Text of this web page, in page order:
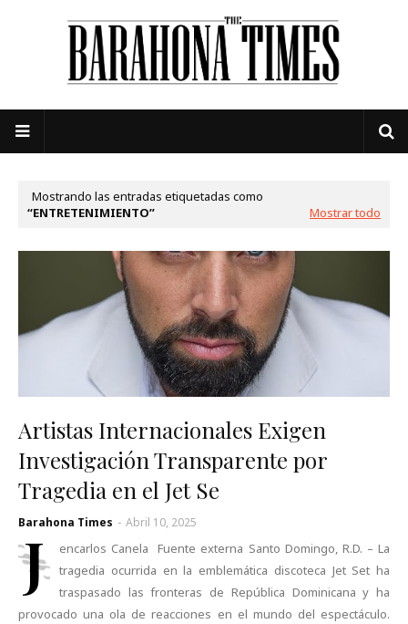
Mostrando las entradas etiquetadas como
ENTRETENIMIENTO
Mostrar todo
Artistas Internacionales Exigen
Investigación Transparente por
Tragedia en el Jet Se
Barahona Times - Abril 10, 2025
J
encarlos Canela Fuente externa Santo Domingo, R.D. – La
tragedia ocurrida en la emblemática discoteca Jet Set ha
traspasado las fronteras de República Dominicana y ha
provocado una ola de reacciones en el mundo del espectáculo.